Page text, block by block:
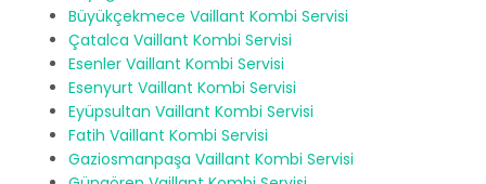
Büyükçekmece Vaillant Kombi Servisi
Çatalca Vaillant Kombi Servisi
Esenler Vaillant Kombi Servisi
Esenyurt Vaillant Kombi Servisi
Eyüpsultan Vaillant Kombi Servisi
Fatih Vaillant Kombi Servisi
Gaziosmanpaşa Vaillant Kombi Servisi